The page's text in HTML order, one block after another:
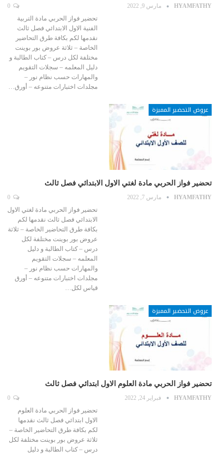
HYAMFATHY مارس 9, 2022
تحضير فواز الحربي مادة التربية
الفنية الاول الابتدائي فصل ثالث
نقدمها لكم بكافة طرق التحاضير
الخاصة – ثلاثة عروض بور بوينت
مختلفة لكل درس – كتاب الطالبة و
دليل المعلمه – سجلات التقويم
والمهارات حسب نظام نور –
مجلدات اختبارات متنوعه – أورق…
عروض التحضير المميزة
تحضير فواز الحربي مادة لغتي الاول الابتدائي فصل ثالث
HYAMFATHY مارس 7, 2022
تحضير فواز الحربي مادة لغتي الاول
الابتدائي فصل ثالث نقدمها لكم
بكافة طرق التحاضير الخاصة – ثلاثة
عروض بور بوينت مختلفة لكل
درس – كتاب الطالبة و دليل
المعلمه – سجلات التقويم
والمهارات حسب نظام نور –
مجلدات اختبارات متنوعه – أورق
قياس لكل…
عروض التحضير المميزة
تحضير فواز الحربي مادة العلوم الاول ابتدائي فصل ثالث
HYAMFATHY فبراير 24, 2022
تحضير فواز الحربي مادة العلوم
الاول ابتدائي فصل ثالث نقدمها
لكم بكافة طرق التحاضير الخاصة –
ثلاثة عروض بور بوينت مختلفة لكل
درس – كتاب الطالبة و دليل